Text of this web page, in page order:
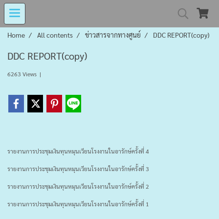
MIND MALL
Home All contents ข่าวสารจากทางศูนย์ DDC REPORT(copy)
DDC REPORT(copy)
6263 Views |
รายงานการประชุมเงินทุนหมุนเวียนโรงงานในอารักษ์ครั้งที่ 4
รายงานการประชุมเงินทุนหมุนเวียนโรงงานในอารักษ์ครั้งที่ 3
รายงานการประชุมเงินทุนหมุนเวียนโรงงานในอารักษ์ครั้งที่ 2
รายงานการประชุมเงินทุนหมุนเวียนโรงงานในอารักษ์ครั้งที่ 1